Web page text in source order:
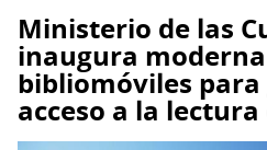
de
la
biblioteca
N°262
Ministerio de las
inaugura
bibliomóviles
acceso a la